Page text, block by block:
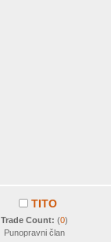
TITO
Trade Count: (0)
Punopravni član